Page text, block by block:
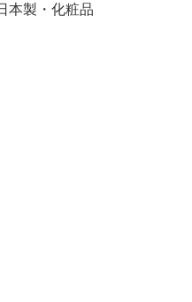
本製・化粧品